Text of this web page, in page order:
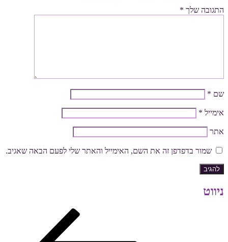
התגובה שלך *
שם *
אימייל *
אתר
שמור בדפדפן זה את השם, האימייל והאתר שלי לפעם הבאה שאגיב.
ניווט